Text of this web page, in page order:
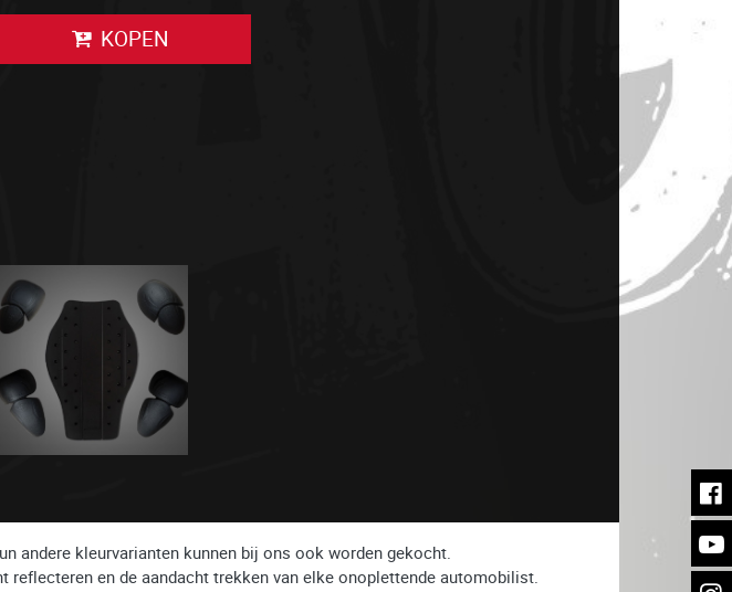
KOPEN
andere kleurvarianten kunnen bij ons ook worden gekocht.
en de aandacht trekken van elke onoplettende automobilist.